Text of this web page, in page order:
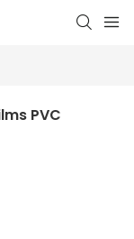
PVC